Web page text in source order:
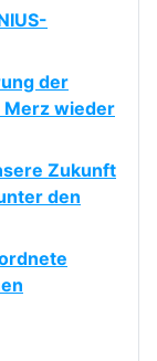
der
Merz wieder
Zukunft
den